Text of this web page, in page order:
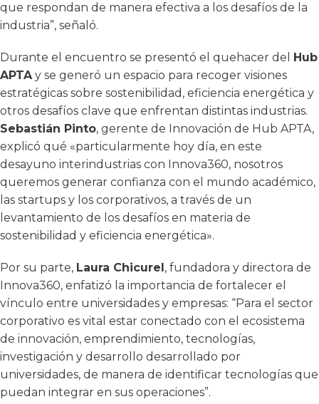
que respondan de manera efectiva a los desafíos de la
industria”, señaló.
Durante el encuentro se presentó el quehacer del Hub
APTAy se generó un espacio para recoger visiones
estratégicas sobre sostenibilidad, eficiencia energética y
otros desafíos clave que enfrentan distintas industrias.
Sebastián Pinto, gerente de Innovación de Hub APTA,
explicó qué «particularmente hoy día, en este
desayuno interindustrias con Innova360, nosotros
queremos generar confianza con el mundo académico,
las startups y los corporativos, a través de un
levantamiento de los desafíos en materia de
sostenibilidad y eficiencia energética».
Por su parte, Laura Chicurel, fundadora y directora de
Innova360, enfatizó la importancia de fortalecer el
vínculo entre universidades y empresas: “Para el sector
corporativo es vital estar conectado con el ecosistema
de innovación, emprendimiento, tecnologías,
investigación y desarrollo desarrollado por
universidades, de manera de identificar tecnologías que
puedan integrar en sus operaciones”.